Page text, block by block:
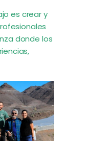
es crear y
donde los